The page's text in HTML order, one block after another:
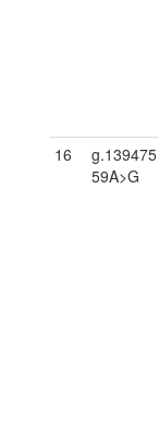
16
g.139475
59A>G